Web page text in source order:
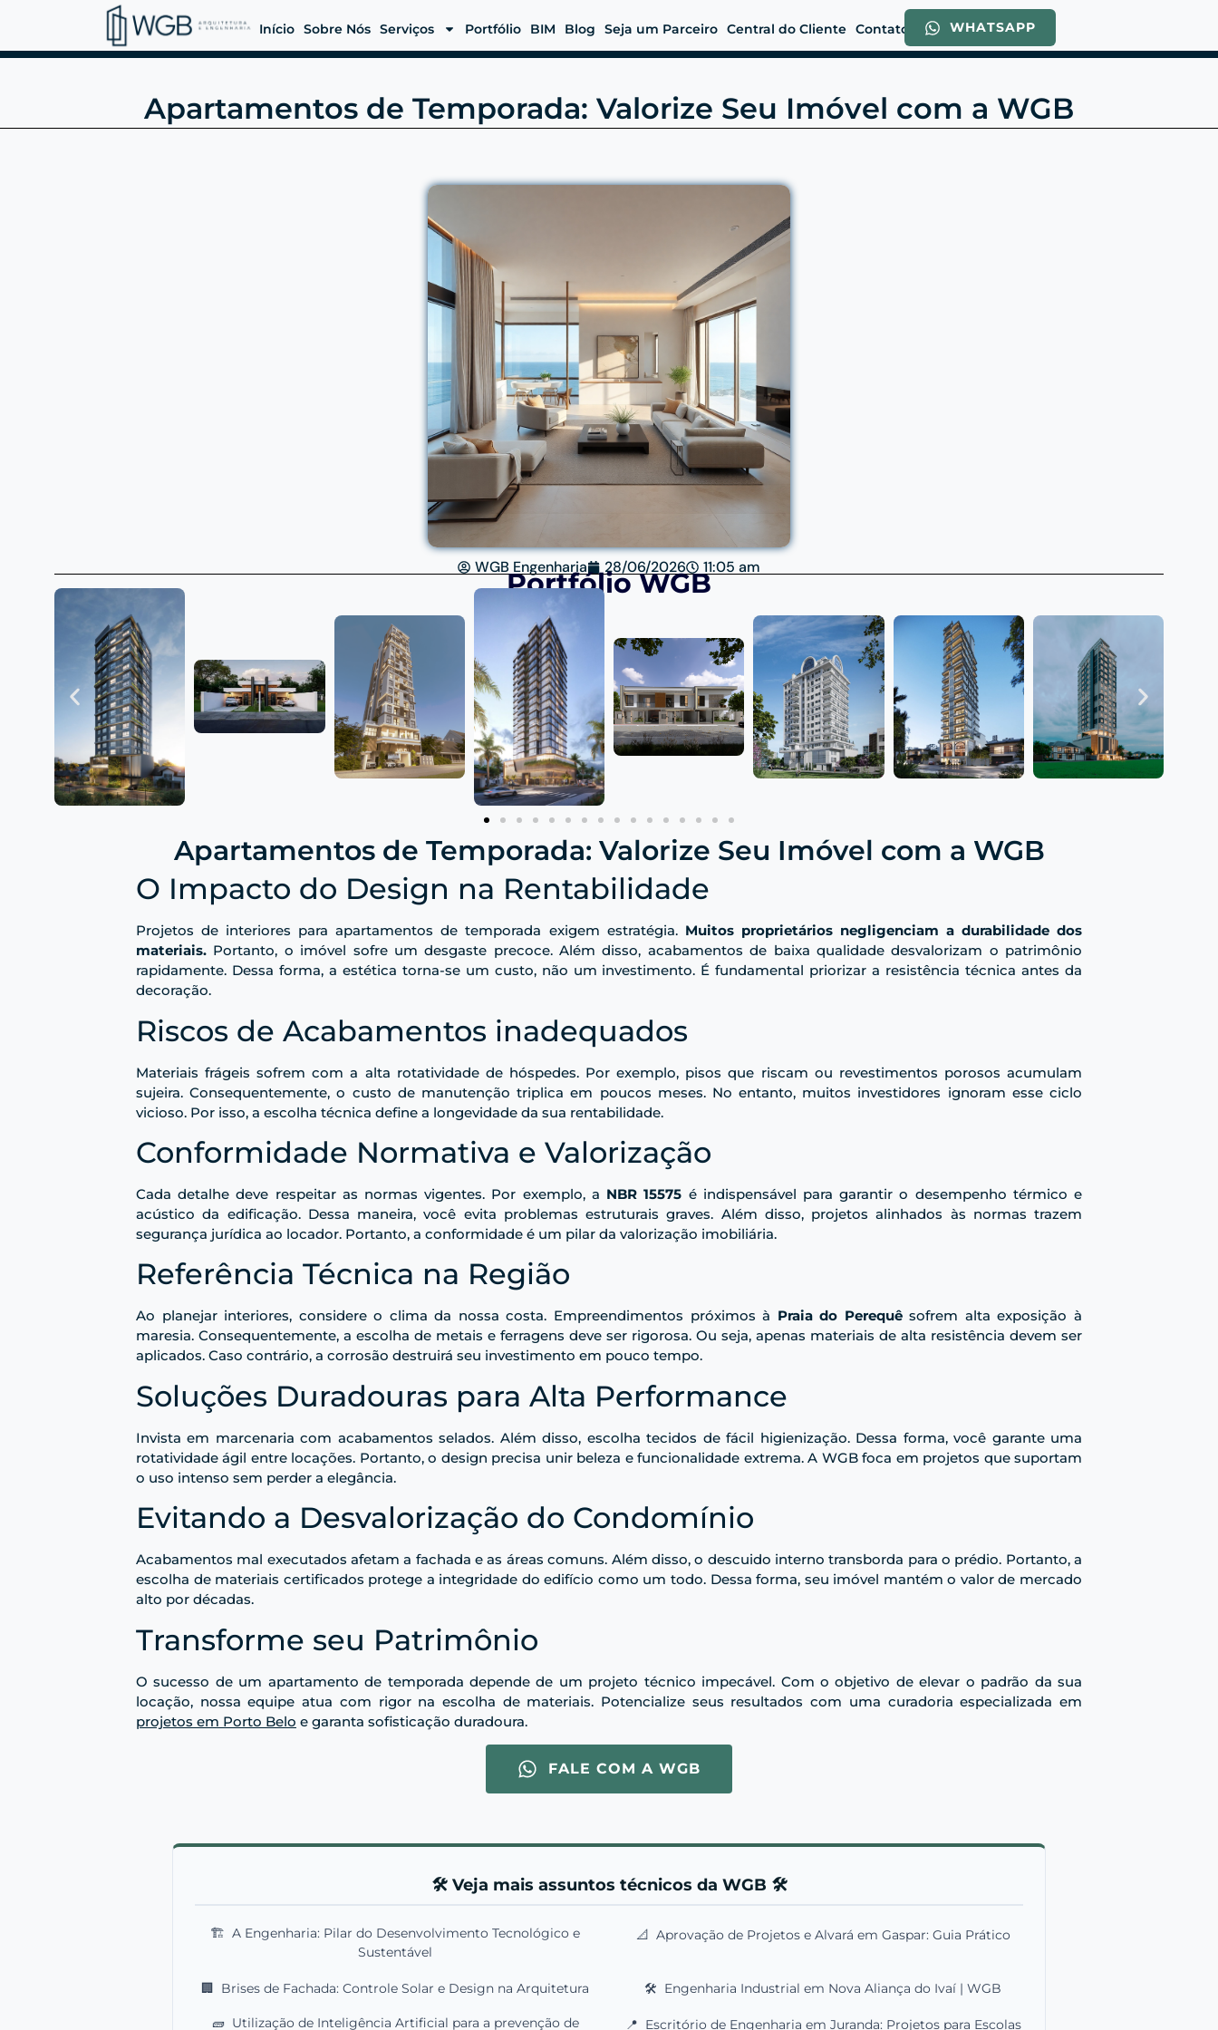
Início Sobre Nós Serviços Portfólio BIM Blog Seja um Parceiro Central do Cliente Contato WHATSAPP
Apartamentos de Temporada: Valorize Seu Imóvel com a WGB
WGB Engenharia 28/06/2026 11:05 am
Portfólio WGB
Apartamentos de Temporada: Valorize Seu Imóvel com a WGB
O Impacto do Design na Rentabilidade
Projetos de interiores para apartamentos de temporada exigem estratégia. Muitos proprietários negligenciam a durabilidade dos
materiais. Portanto, o imóvel sofre um desgaste precoce. Além disso, acabamentos de baixa qualidade desvalorizam o patrimônio
rapidamente. Dessa forma, a estética torna-se um custo, não um investimento. É fundamental priorizar a resistência técnica antes da
decoração.
Riscos de Acabamentos inadequados
Materiais frágeis sofrem com a alta rotatividade de hóspedes. Por exemplo, pisos que riscam ou revestimentos porosos acumulam
sujeira. Consequentemente, o custo de manutenção triplica em poucos meses. No entanto, muitos investidores ignoram esse ciclo
vicioso. Por isso, a escolha técnica define a longevidade da sua rentabilidade.
Conformidade Normativa e Valorização
Cada detalhe deve respeitar as normas vigentes. Por exemplo, a NBR 15575 é indispensável para garantir o desempenho térmico e
acústico da edificação. Dessa maneira, você evita problemas estruturais graves. Além disso, projetos alinhados às normas trazem
segurança jurídica ao locador. Portanto, a conformidade é um pilar da valorização imobiliária.
Referência Técnica na Região
Ao planejar interiores, considere o clima da nossa costa. Empreendimentos próximos à Praia do Perequêsofrem alta exposição à
maresia. Consequentemente, a escolha de metais e ferragens deve ser rigorosa. Ou seja, apenas materiais de alta resistência devem ser
aplicados. Caso contrário, a corrosão destruirá seu investimento em pouco tempo.
Soluções Duradouras para Alta Performance
Invista em marcenaria com acabamentos selados. Além disso, escolha tecidos de fácil higienização. Dessa forma, você garante uma
rotatividade ágil entre locações. Portanto, o design precisa unir beleza e funcionalidade extrema. A WGB foca em projetos que suportam
o uso intenso sem perder a elegância.
Evitando a Desvalorização do Condomínio
Acabamentos mal executados afetam a fachada e as áreas comuns. Além disso, o descuido interno transborda para o prédio. Portanto, a
escolha de materiais certificados protege a integridade do edifício como um todo. Dessa forma, seu imóvel mantém o valor de mercado
alto por décadas.
Transforme seu Patrimônio
O sucesso de um apartamento de temporada depende de um projeto técnico impecável. Com o objetivo de elevar o padrão da sua
locação, nossa equipe atua com rigor na escolha de materiais. Potencialize seus resultados com uma curadoria especializada em
projetos em Porto Belo e garanta sofisticação duradoura.
FALE COM A WGB
🛠️ Veja mais assuntos técnicos da WGB 🛠️
🏗️ A Engenharia: Pilar do Desenvolvimento Tecnológico e
Sustentável
📐 Aprovação de Projetos e Alvará em Gaspar: Guia Prático
🏢 Brises de Fachada: Controle Solar e Design na Arquitetura 🛠️ Engenharia Industrial em Nova Aliança do Ivaí | WGB
🧱 Utilização de Inteligência Artificial para a prevenção de 📍 Escritório de Engenharia em Juranda: Projetos para Escolas